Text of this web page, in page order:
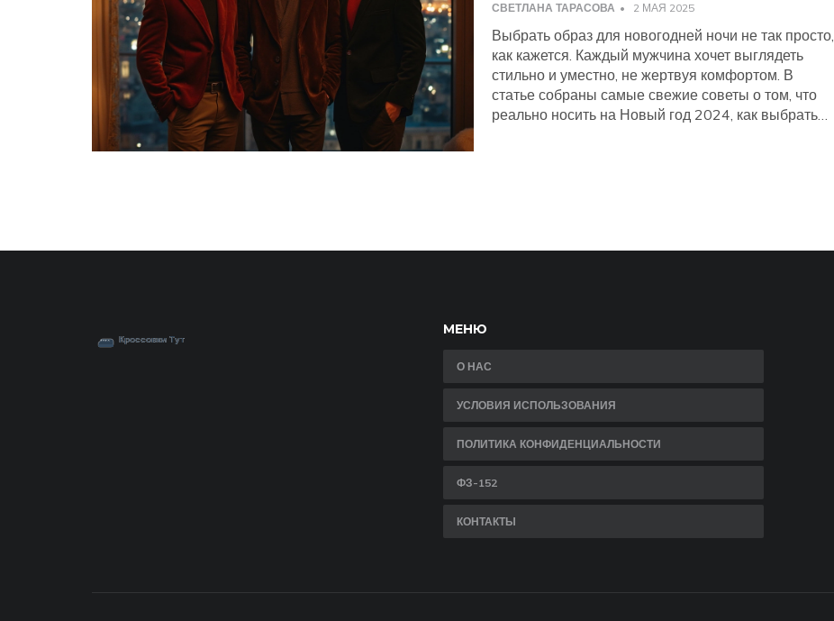
СВЕТЛАНА ТАРАСОВА 2 МАЯ 2025
Выбрать образ для новогодней ночи не так просто,
как кажется. Каждый мужчина хочет выглядеть
стильно и уместно, не жертвуя комфортом. В
статье собраны самые свежие советы о том, что
реально носить на Новый год 2024, как выбрать
МЕНЮ
О НАС
УСЛОВИЯ ИСПОЛЬЗОВАНИЯ
ПОЛИТИКА КОНФИДЕНЦИАЛЬНОСТИ
ФЗ-152
КОНТАКТЫ